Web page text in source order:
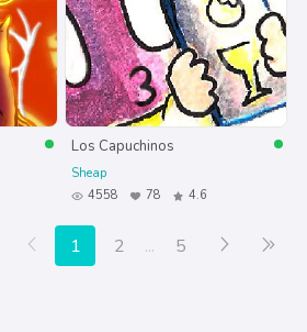
Los Capuchinos
Sheap
4558
78 4.6
Primera página
Anterior
1 2 ... 5 Siguiente